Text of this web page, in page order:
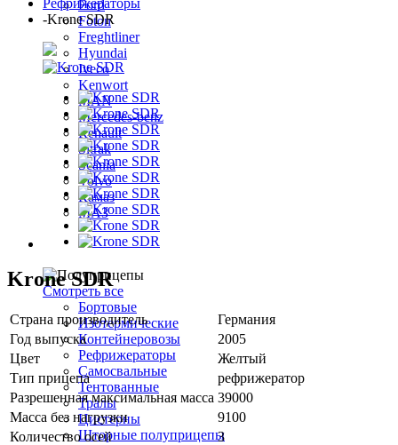
Ford
Foton
Freghtliner
Hyundai
Iveco
Kenwort
MAN
Mercedes-benz
Renault
Sitrak
Scania
Volvo
Камаз
МАЗ
Полуприцепы
Смотреть все
Бортовые
Изотермические
Контейнеровозы
Рефрижераторы
Самосвальные
Тентованные
Тралы
Цистерны
Шторные полуприцепы
Рефрижераторы
-Krone SDR
Krone SDR
Страна производитель
Германия
Год выпуска
2005
Цвет
Желтый
Тип прицепа
рефрижератор
Разрешенная максимальная масса 39000
Масса без нагрузки
9100
Количество осей
3